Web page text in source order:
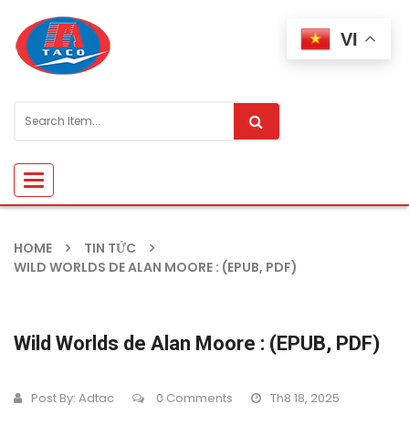
Toggle
navigation
HOME
TIN TỨC
WILD WORLDS DE ALAN MOORE : (EPUB, PDF)
Wild Worlds de Alan Moore : (EPUB, PDF)
Post By: Adtac 0 Comments Th8 18, 2025
VI